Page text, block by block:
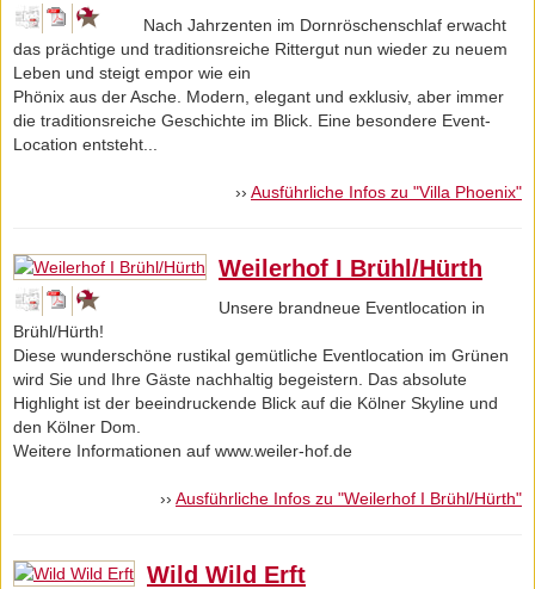
Nach Jahrzenten im Dornröschenschlaf erwacht
das prächtige und traditionsreiche Rittergut nun wieder zu neuem
Leben und steigt empor wie ein
Phönix aus der Asche. Modern, elegant und exklusiv, aber immer
die traditionsreiche Geschichte im Blick. Eine besondere Event-
Location entsteht...
›› Ausführliche Infos zu "Villa Phoenix"
Weilerhof I Brühl/Hürth
Unsere brandneue Eventlocation in
Brühl/Hürth!
Diese wunderschöne rustikal gemütliche Eventlocation im Grünen
wird Sie und Ihre Gäste nachhaltig begeistern. Das absolute
Highlight ist der beeindruckende Blick auf die Kölner Skyline und
den Kölner Dom.
Weitere Informationen auf www.weiler-hof.de
›› Ausführliche Infos zu "Weilerhof I Brühl/Hürth"
Wild Wild Erft